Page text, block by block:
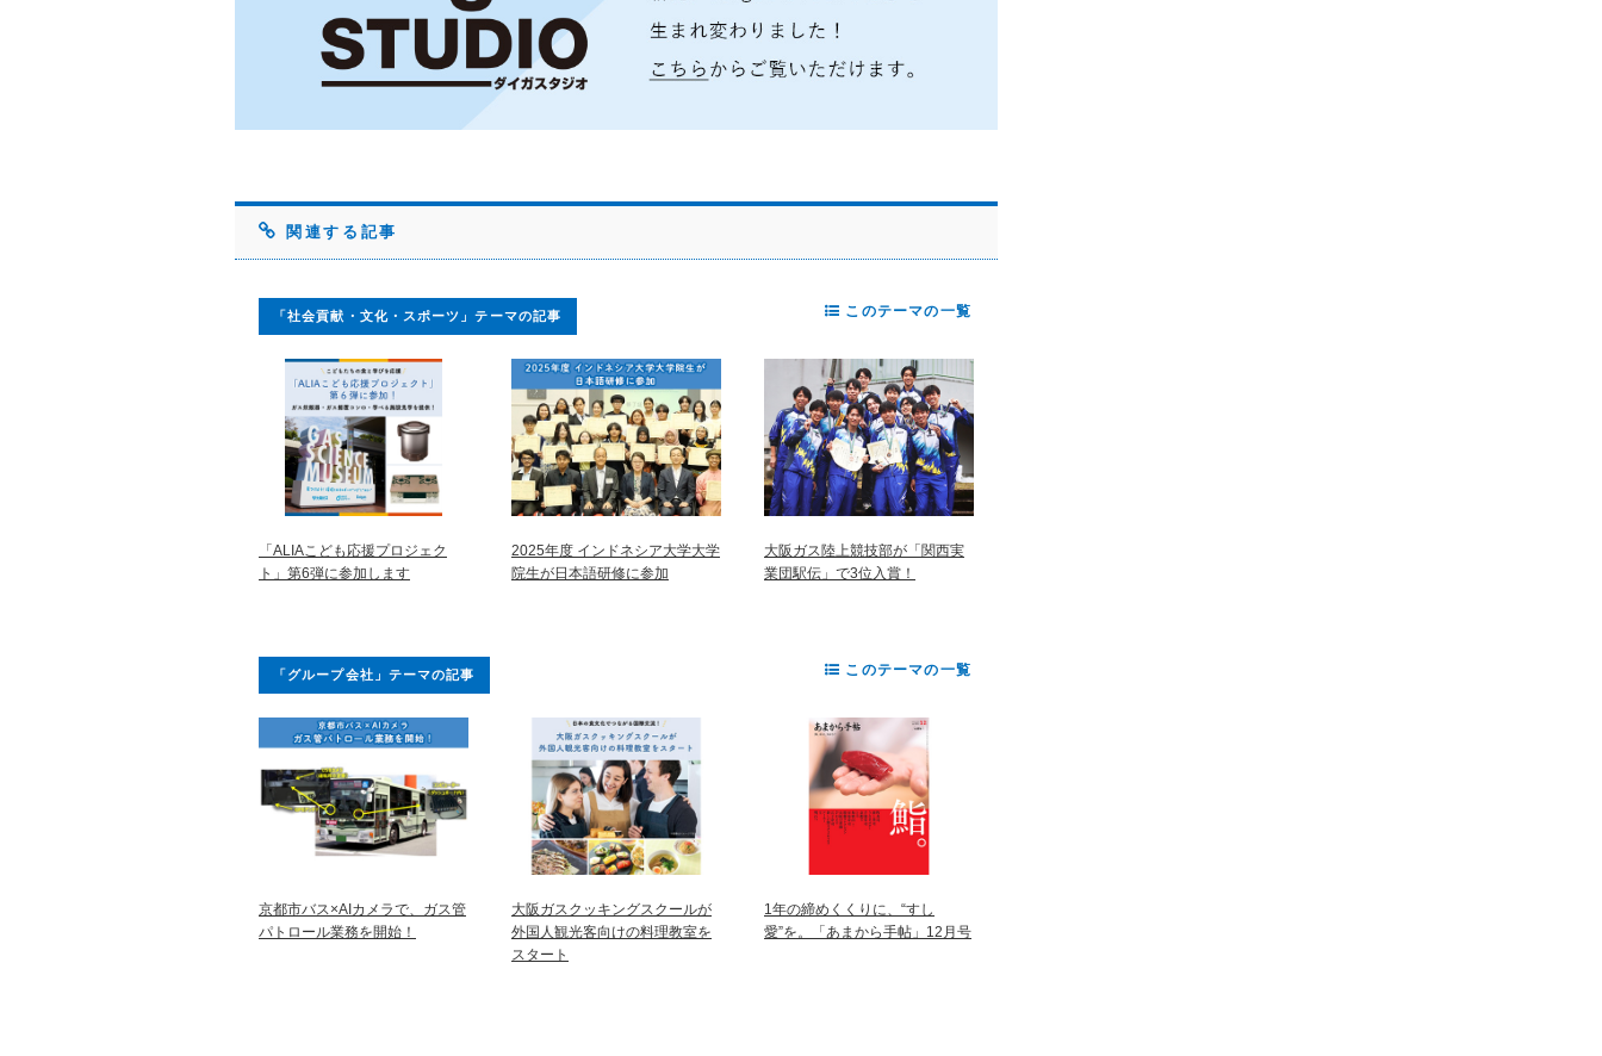
関連する記事
「社会貢献・文化・スポーツ」テーマの記事
「ALIAこども応援プロジェク
ト」第6弾に参加します
2025年度 インドネシア大学大学
院生が日本語研修に参加
大阪ガス陸上競技部が「関西実
業団駅伝」で3位入賞！
このテーマの一覧
「グループ会社」テーマの記事
京都市バス×AIカメラで、ガス管
パトロール業務を開始！
大阪ガスクッキングスクールが
外国人観光客向けの料理教室を
スタート
1年の締めくくりに、“すし
愛”を。「あまから手帖」12月号
このテーマの一覧